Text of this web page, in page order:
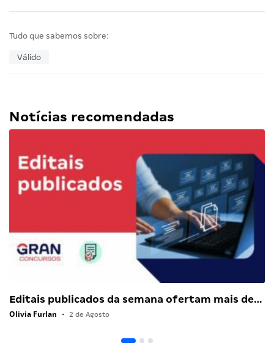
Tudo que sabemos sobre:
Válido
Notícias recomendadas
Editais publicados da semana ofertam mais de…
Olivia Furlan • 2 de Agosto